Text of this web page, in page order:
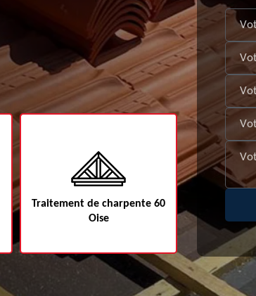
Traitement de charpente 60
Oise